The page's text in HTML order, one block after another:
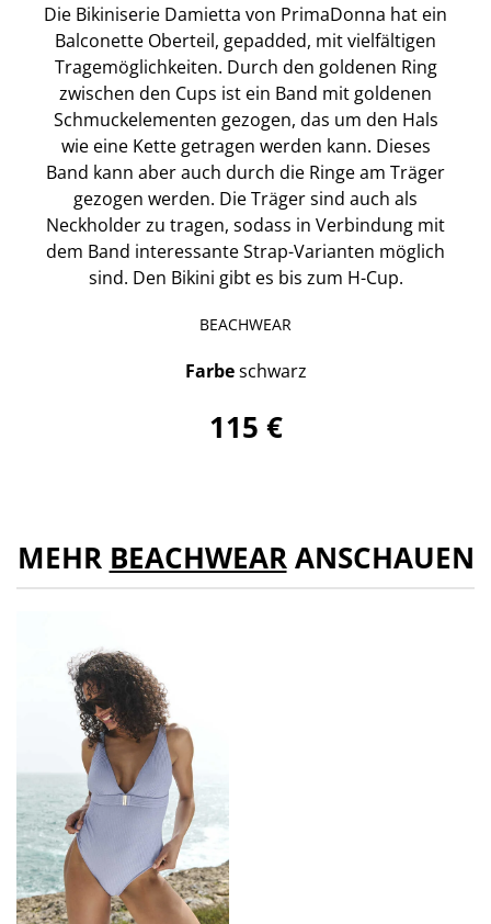
Die Bikiniserie Damietta von PrimaDonna hat ein
Balconette Oberteil, gepadded, mit vielfältigen
Tragemöglichkeiten. Durch den goldenen Ring
zwischen den Cups ist ein Band mit goldenen
Schmuckelementen gezogen, das um den Hals
wie eine Kette getragen werden kann. Dieses
Band kann aber auch durch die Ringe am Träger
gezogen werden. Die Träger sind auch als
Neckholder zu tragen, sodass in Verbindung mit
dem Band interessante Strap-Varianten möglich
sind. Den Bikini gibt es bis zum H-Cup.
BEACHWEAR
Farbeschwarz
115 €
MEHR BEACHWEARANSCHAUEN